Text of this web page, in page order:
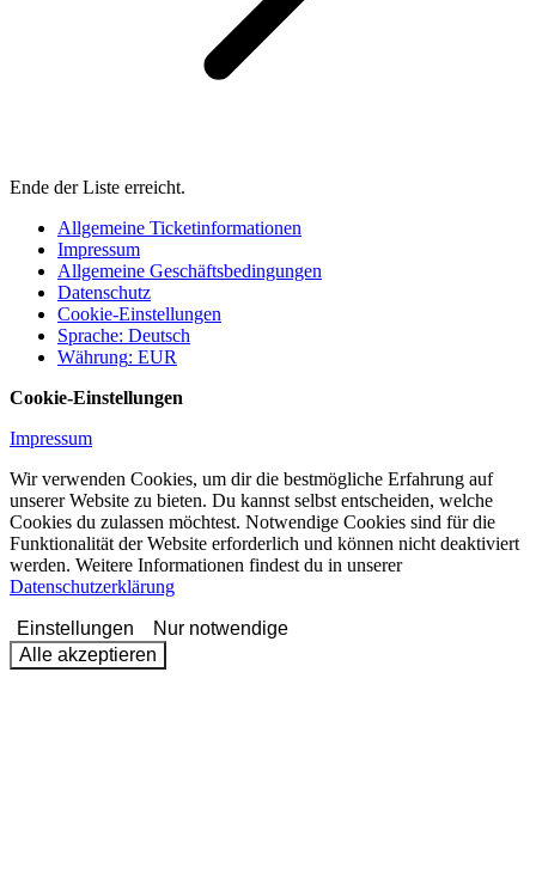
Ende der Liste erreicht.
Allgemeine Ticketinformationen
Impressum
Allgemeine Geschäftsbedingungen
Datenschutz
Cookie-Einstellungen
Sprache: Deutsch
Währung: EUR
Cookie-Einstellungen
Impressum
Wir verwenden Cookies, um dir die bestmögliche Erfahrung auf
unserer Website zu bieten. Du kannst selbst entscheiden, welche
Cookies du zulassen möchtest. Notwendige Cookies sind für die
Funktionalität der Website erforderlich und können nicht deaktiviert
werden. Weitere Informationen findest du in unserer
Datenschutzerklärung
Einstellungen
Nur notwendige
Alle akzeptieren